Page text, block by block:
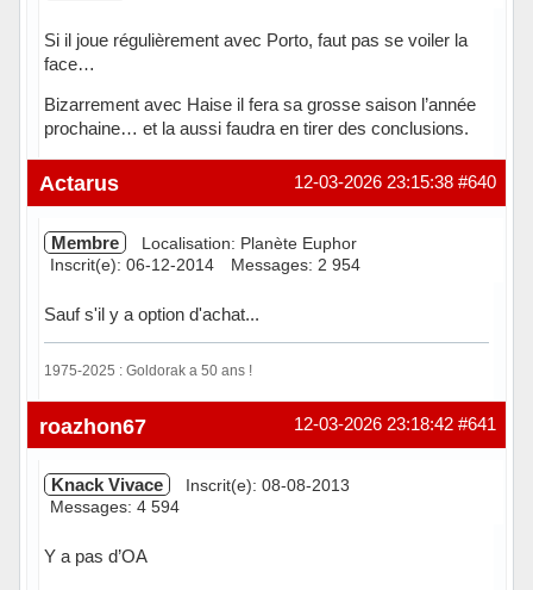
Si il joue régulièrement avec Porto, faut pas se voiler la
face…
Bizarrement avec Haise il fera sa grosse saison l’année
prochaine… et la aussi faudra en tirer des conclusions.
Hors ligne #640
12-03-2026 23:15:38
Actarus
Membre
Localisation: Planète Euphor
Inscrit(e): 06-12-2014
Messages: 2 954
Sauf s'il y a option d'achat...
1975-2025 : Goldorak a 50 ans !
Hors ligne #641
12-03-2026 23:18:42
roazhon67
Knack Vivace
Inscrit(e): 08-08-2013
Messages: 4 594
Y a pas d’OA